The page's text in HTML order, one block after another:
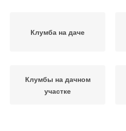
Клумба на даче
Клумбы на дачном
участке